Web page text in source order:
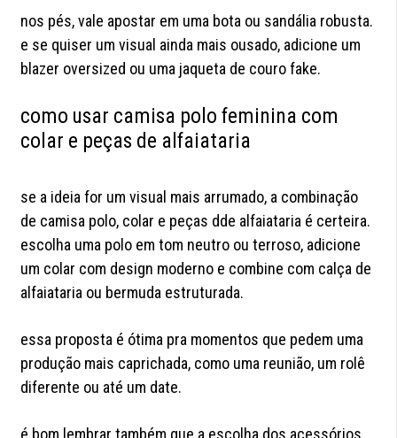
nos pés, vale apostar em uma bota ou sandália robusta.
e se quiser um visual ainda mais ousado, adicione um
blazer oversized ou uma jaqueta de couro fake.
como usar camisa polo feminina com
colar e peças de alfaiataria
se a ideia for um visual mais arrumado, a combinação
de camisa polo, colar e peças dde alfaiataria é certeira.
escolha uma polo em tom neutro ou terroso, adicione
um colar com design moderno e combine com calça de
alfaiataria ou bermuda estruturada.
essa proposta é ótima pra momentos que pedem uma
produção mais caprichada, como uma reunião, um rolê
diferente ou até um date.
é bom lembrar também que a escolha dos acessórios